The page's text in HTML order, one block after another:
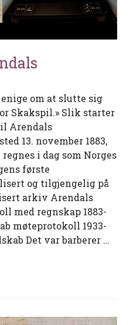
om at slutte sig
Skakspil.» Slik starter
Arendals
13. november 1883,
i dag som Norges
første
og tilgjengelig på
arkiv Arendals
med regnskap 1883-
møteprotokoll 1933-
Det var barberer …
Arendals Sjakkselskab